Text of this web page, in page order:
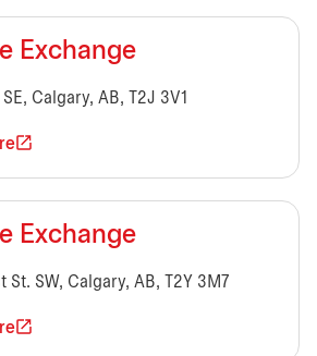
Exchange
Calgary, AB, T2J 3V1
Exchange
St. SW, Calgary, AB, T2Y 3M7